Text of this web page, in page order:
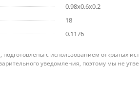
0.98x0.6x0.2
18
0.1176
с использованием открытых
уведомления, поэтому мы не